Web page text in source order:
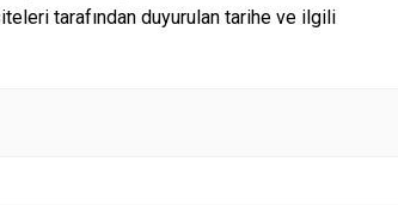
tarafından duyurulan tarihe ve ilgili